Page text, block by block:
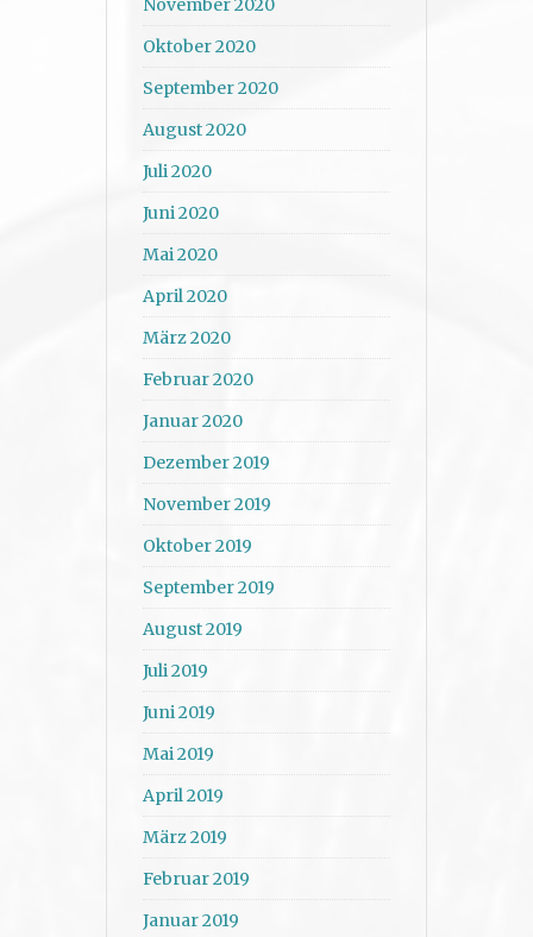
November 2020
Oktober 2020
September 2020
August 2020
Juli 2020
Juni 2020
Mai 2020
April 2020
März 2020
Februar 2020
Januar 2020
Dezember 2019
November 2019
Oktober 2019
September 2019
August 2019
Juli 2019
Juni 2019
Mai 2019
April 2019
März 2019
Februar 2019
Januar 2019